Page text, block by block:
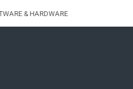
& HARDWARE